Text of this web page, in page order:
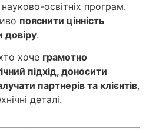
освітніх програм.
пояснити цінність
довіру.
хоче грамотно
підхід, доносити
партнерів та клієнтів,
деталі.